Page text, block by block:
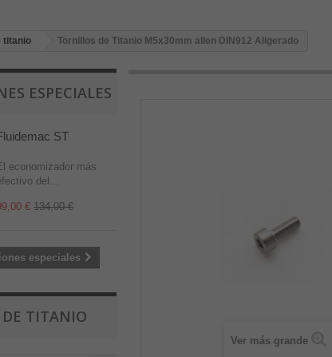
titanio Tornillos de Titanio M5x30mm allen DIN912 Aligerado
ESPECIALES
ST
economizador más
del...
€ 134,00 €
especiales
TITANIO
Ver más grande